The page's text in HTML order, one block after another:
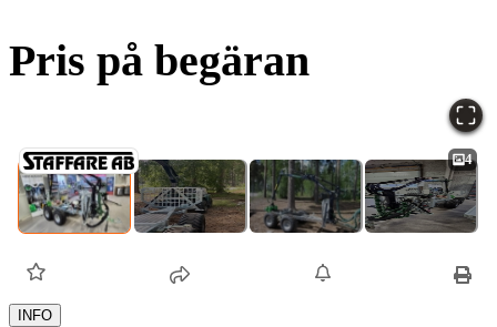
Pris på begäran
4
INFO